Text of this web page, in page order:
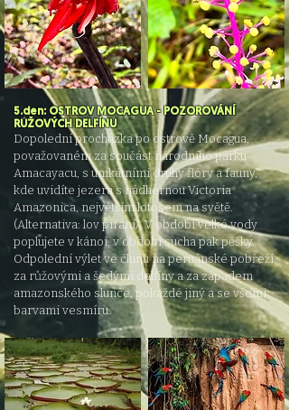
5.den: OSTROV MOCAGUA - POZOROVÁNÍ
RŮŽOVÝCH DELFÍNŮ
Dopolední procházka po ostrově Mocagua,
považovaném za součást národního parku
Amacayacu, s unikátními druhy flóry a fauny,
kde uvidíte jezera s nádhernou Victoria
Amazonica, největším lotosem na světě.
(Alternativa: lov piraní). V období velké vody
poplujete v kánoi, vobdobí sucha pak pěšky.
Odpolední výlet ve člunu na peruánské pobřeží
za růžovými a šedými delfíny a za západem
amazonského slunce,pokaždé jiný a se všemi
barvami vesmíru.